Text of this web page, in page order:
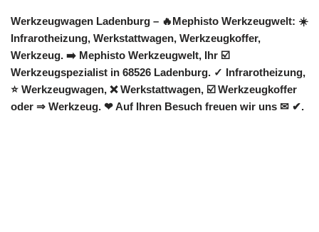
Werkzeugwagen Ladenburg – 🔥Mephisto Werkzeugwelt: ☀️
Infrarotheizung, Werkstattwagen, Werkzeugkoffer,
Werkzeug. ➡️ Mephisto Werkzeugwelt, Ihr ☑️
Werkzeugspezialist in 68526 Ladenburg. ✓ Infrarotheizung,
⭐ Werkzeugwagen, ❌ Werkstattwagen, ☑️ Werkzeugkoffer
oder ⇒ Werkzeug. ❤ Auf Ihren Besuch freuen wir uns ✉ ✔.